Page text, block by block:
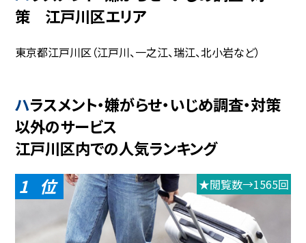
策 江戸川区エリア
東京都江戸川区（江戸川、一之江、瑞江、北小岩など）
ハラスメント・嫌がらせ・いじめ調査・対策
以外のサービス
江戸川区内での人気ランキング
1 ★閲覧数→1565回